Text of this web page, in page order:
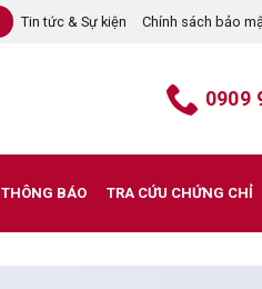
Tin tức & Sự kiện Chính sách bảo
0909
THÔNG BÁO TRA CỨU CHỨNG CHỈ